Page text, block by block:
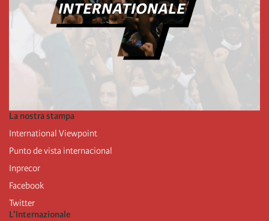
La nostra stampa
International Viewpoint
Punto de vista internacional
Inprecor
Facebook
Twitter
L’Internazionale